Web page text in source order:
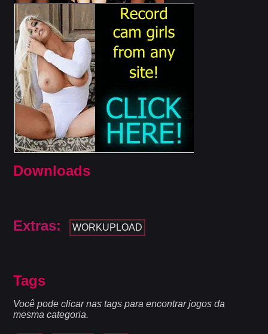
Downloads
Extras: WORKUPLOAD
Tags
Você pode clicar nas tags para encontrar jogos da
mesma categoria.